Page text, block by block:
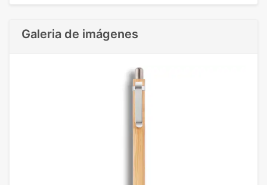
Galeria de imágenes